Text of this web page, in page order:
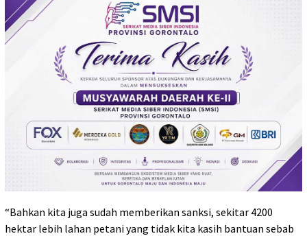
“Bahkan kita juga sudah memberikan sanksi, sekitar 4200
hektar lebih lahan petani yang tidak kita kasih bantuan sebab